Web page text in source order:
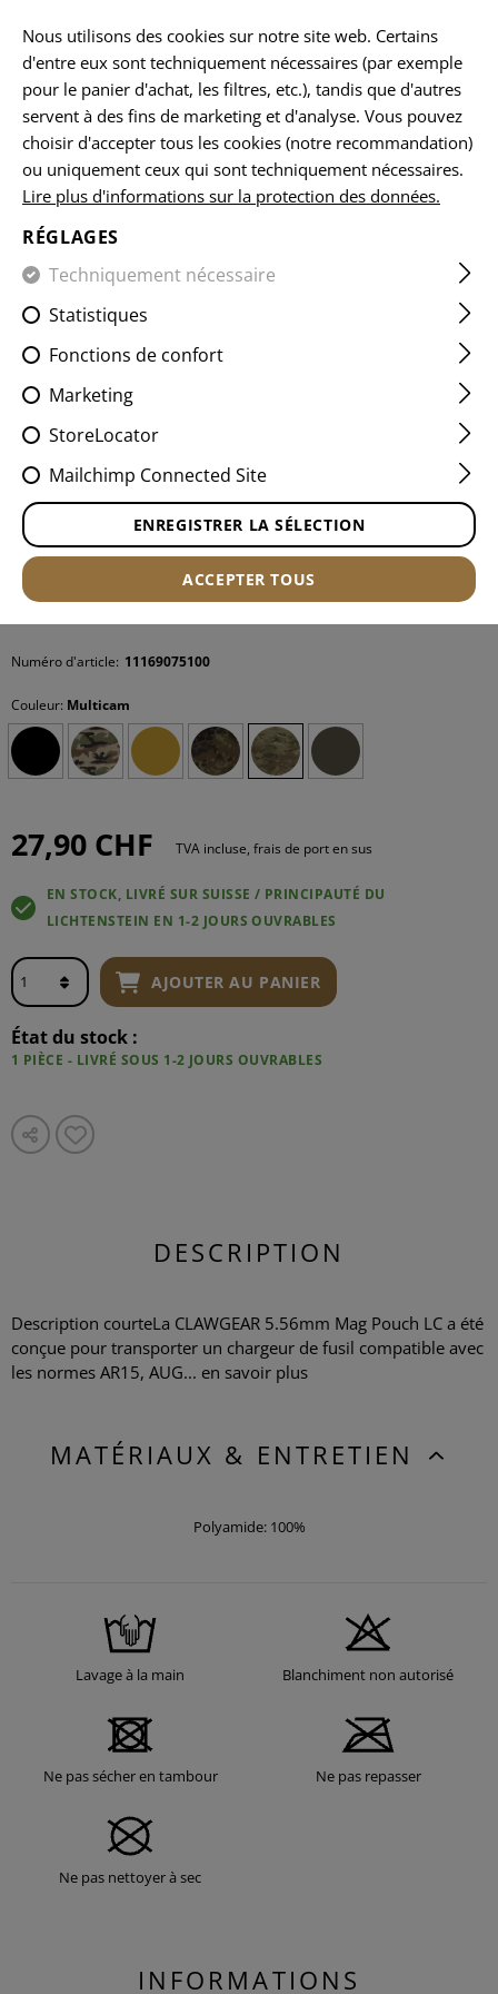
ACCUEIL EQUIPEMENTS POCHETTES MAG POUCHES
5.56MM MAG POUCH LC
Numéro d'article: 11169075100
Couleur: Multicam
27,90 CHF TVA incluse, frais de port en sus
EN STOCK, LIVRÉ SUR SUISSE / PRINCIPAUTÉ DU
LICHTENSTEIN EN 1-2 JOURS OUVRABLES
AJOUTER AU PANIER
État du stock :
1 PIÈCE - LIVRÉ SOUS 1-2 JOURS OUVRABLES
DESCRIPTION
Description courteLa CLAWGEAR 5.56mm Mag Pouch LC a été
conçue pour transporter un chargeur de fusil compatible avec
les normes AR15, AUG... en savoir plus
MATÉRIAUX & ENTRETIEN
Polyamide: 100%
Lavage à la main Blanchiment non autorisé
Ne pas sécher en tambour Ne pas repasser
Ne pas nettoyer à sec
INFORMATIONS
Nous utilisons des cookies sur notre site web. Certains
d'entre eux sont techniquement nécessaires (par exemple
pour le panier d'achat, les filtres, etc.), tandis que d'autres
servent à des fins de marketing et d'analyse. Vous pouvez
choisir d'accepter tous les cookies (notre recommandation)
ou uniquement ceux qui sont techniquement nécessaires.
Lire plus d'informations sur la protection des données.
RÉGLAGES
Techniquement nécessaire
Statistiques
Fonctions de confort
Marketing
StoreLocator
Mailchimp Connected Site
ENREGISTRER LA SÉLECTION
ACCEPTER TOUS